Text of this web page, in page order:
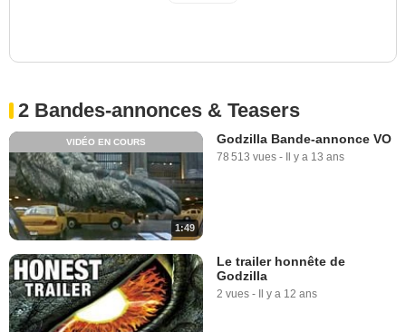
2 Bandes-annonces & Teasers
1:49
VIDÉO EN COURS Godzilla Bande-annonce VO
78 513 vues - Il y a 13 ans
Le trailer honnête de
Godzilla
2 vues - Il y a 12 ans